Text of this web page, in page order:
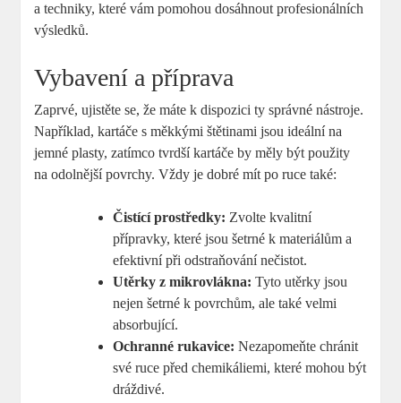
a techniky, které vám pomohou dosáhnout profesionálních
výsledků.
Vybavení a příprava
Zaprvé, ujistěte se, že máte k​ dispozici ⁣ty správné nástroje.
Například,⁤ kartáče s měkkými štětinami‌ jsou ideální⁣ na ​
jemné plasty, zatímco tvrdší​ kartáče⁣ by měly​ být použity
na odolnější povrchy. Vždy ‍je dobré mít po ruce také:
Čistící prostředky: ⁤Zvolte‍ kvalitní⁤
přípravky, které jsou šetrné k materiálům a
efektivní při odstraňování nečistot.
Utěrky ⁣z mikrovlákna: Tyto⁢ utěrky jsou
nejen šetrné k ​povrchům, ale ​také velmi ​
absorbující.
Ochranné rukavice: Nezapomeňte chránit
své ruce ⁣před chemikáliemi, ⁢které mohou‌ být
dráždivé.